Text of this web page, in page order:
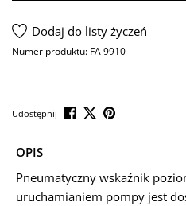
Dodaj do listy życzeń
Numer produktu: FA 9910
Udostępnij
OPIS
Pneumatyczny wskaźnik
uruchamianiem pompy jest